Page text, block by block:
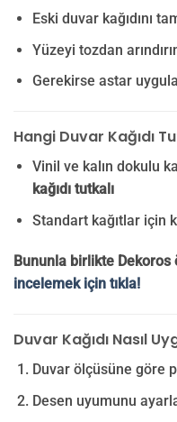
Eski duvar kağıdını
Yüzeyi tozdan
Gerekirse astar
Hangi Duvar Kağıdı
Vinil ve kalın dokulu
kağıdı tutkalı
Standart kağıtlar için
Bununla birlikte Dekoros
incelemek için tıkla!
Duvar Kağıdı Nasıl
Duvar ölçüsüne göre
Desen uyumunu